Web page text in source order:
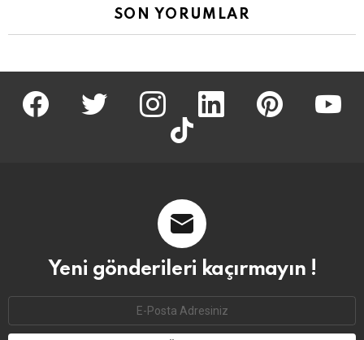
SON YORUMLAR
facebook twitter İnstagram linkedin pinterest
tiktok
Yeni gönderileri kaçırmayın !